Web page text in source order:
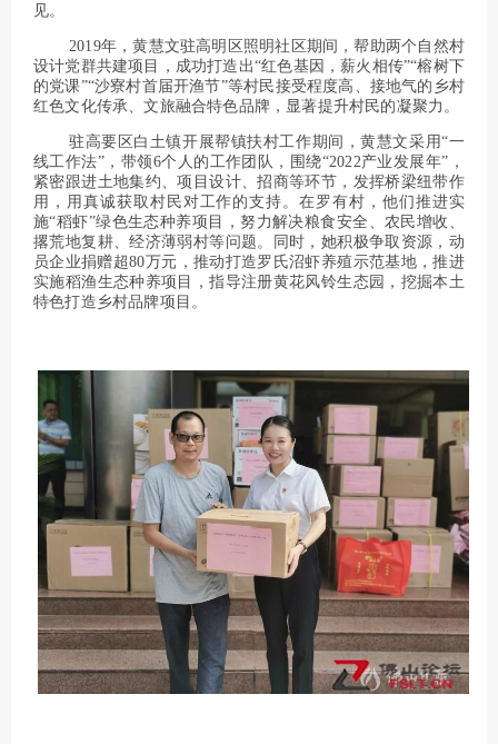
见。
2019年，黄慧文驻高明区照明社区期间，帮助两个自然村
设计党群共建项目，成功打造出“红色基因，薪火相传”“榕树下
的党课”“沙寮村首届开渔节”等村民接受程度高、接地气的乡村
红色文化传承、文旅融合特色品牌，显著提升村民的凝聚力。
驻高要区白土镇开展帮镇扶村工作期间，黄慧文采用“一
线工作法”，带领6个人的工作团队，围绕“2022产业发展年”，
紧密跟进土地集约、项目设计、招商等环节，发挥桥梁纽带作
用，用真诚获取村民对工作的支持。在罗有村，他们推进实
施“稻虾”绿色生态种养项目，努力解决粮食安全、农民增收、
撂荒地复耕、经济薄弱村等问题。同时，她积极争取资源，动
员企业捐赠超80万元，推动打造罗氏沼虾养殖示范基地，推进
实施稻渔生态种养项目，指导注册黄花风铃生态园，挖掘本土
特色打造乡村品牌项目。